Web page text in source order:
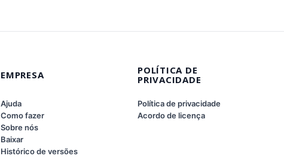
EMPRESA
Ajuda
Como fazer
Sobre nós
Baixar
Histórico de versões
POLÍTICA DE
PRIVACIDADE
Política de privacidade
Acordo de licença